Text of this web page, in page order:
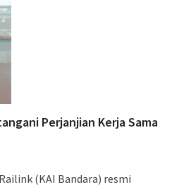
Perjanjian Kerja Sama
(KAI Bandara) resmi